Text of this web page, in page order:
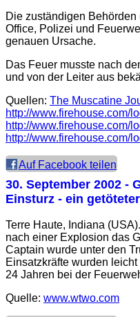
Die zuständigen Behörden
Office, Polizei und
genauen Ursache.
Das Feuer musste nach
und von der Leiter aus
Quellen: The Muscatine
http://www.firehouse.com/
http://www.firehouse.com/
http://www.firehouse.com/
Auf Facebook teilen
30. September 2002 -
Einsturz - ein
Terre Haute, Indiana
nach einer Explosion das
Captain wurde unter den
Einsatzkräfte wurden
24 Jahren bei der
Quelle: www.wtwo.com